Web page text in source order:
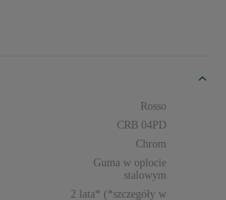
Rosso
CRB 04PD
Chrom
Guma w oplocie
stalowym
2 lata* (*szczegóły w